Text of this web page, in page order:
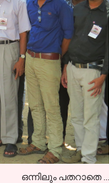
ഒന്നിലും പതറാതെ ...